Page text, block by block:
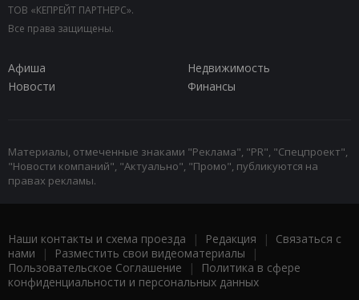
ТОВ «КЕПРЕЙТ ПАРТНЕРС».
Все права защищены.
Афиша
Недвижимость
Новости
Финансы
Материалы, отмеченные знаками "Реклама", "PR", "Спецпроект",
"Новости компаний", "Актуально", "Промо", публикуются на
правах рекламы.
Наши контакты и схема проезда | Редакция | Связаться с
нами | Разместить свои видеоматериалы |
Пользовательское Соглашение |
Политика в сфере
конфиденциальности и персональных данных